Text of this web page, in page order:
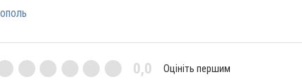
0,0 Оцініть першим